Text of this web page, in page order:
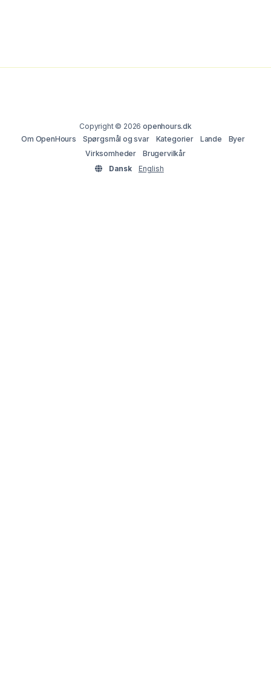
Copyright © 2026openhours.dk
Om OpenHours
Spørgsmål og svar Kategorier Lande
Byer
Virksomheder
Brugervilkår
Dansk
English